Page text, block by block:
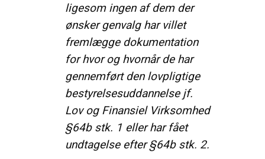
ligesom ingen af dem der
ønsker genvalg har villet
fremlægge dokumentation
for hvor og hvornår de har
gennemført den lovpligtige
bestyrelsesuddannelse jf.
Lov og Finansiel Virksomhed
§64b stk. 1 eller har fået
undtagelse efter §64b stk. 2.